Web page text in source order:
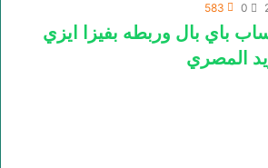
0
583
باي بال وربطه بفيزا ايزي
المصري